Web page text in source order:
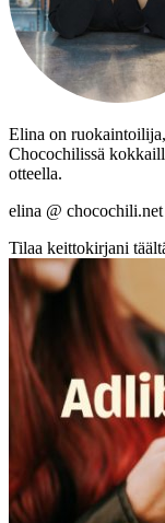
Elina on
Chocochilissä
otteella.
elina @ chocochili.net
Tilaa keittokirjani